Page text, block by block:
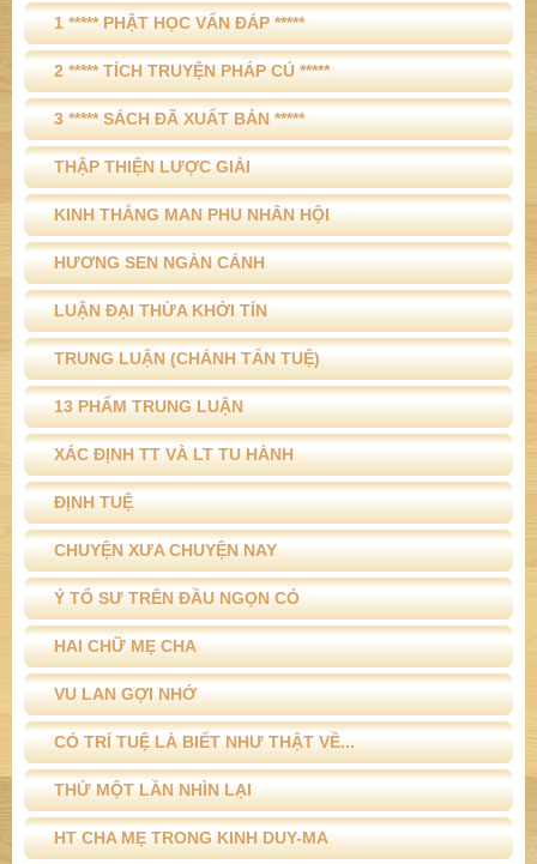
1 ***** PHẬT HỌC VẤN ĐÁP *****
2 ***** TÍCH TRUYỆN PHÁP CÚ *****
3 ***** SÁCH ĐÃ XUẤT BẢN *****
THẬP THIỆN LƯỢC GIẢI
KINH THẮNG MAN PHU NHÂN HỘI
HƯƠNG SEN NGÀN CÁNH
LUẬN ĐẠI THỪA KHỞI TÍN
TRUNG LUẬN (CHÁNH TẤN TUỆ)
13 PHẨM TRUNG LUẬN
XÁC ĐỊNH TT VÀ LT TU HÀNH
ĐỊNH TUỆ
CHUYỆN XƯA CHUYỆN NAY
Ý TỔ SƯ TRÊN ĐẦU NGỌN CỎ
HAI CHỮ MẸ CHA
VU LAN GỢI NHỚ
CÓ TRÍ TUỆ LÀ BIẾT NHƯ THẬT VỀ...
THỬ MỘT LẦN NHÌN LẠI
HT CHA MẸ TRONG KINH DUY-MA